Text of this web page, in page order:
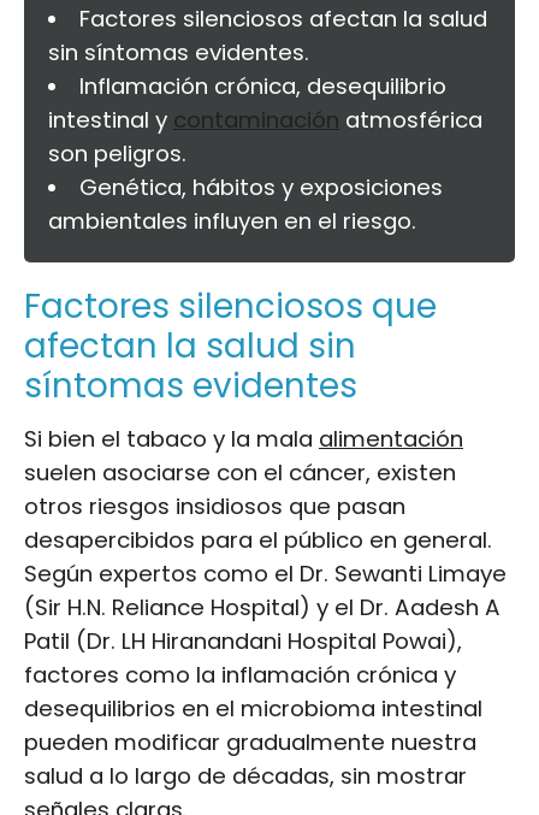
Factores silenciosos afectan la salud
sin síntomas evidentes.
Inflamación crónica, desequilibrio
intestinal y contaminación atmosférica
son peligros.
Genética, hábitos y exposiciones
ambientales influyen en el riesgo.
Factores silenciosos que
afectan la salud sin
síntomas evidentes
Si bien el tabaco y la mala alimentación
suelen asociarse con el cáncer, existen
otros riesgos insidiosos que pasan
desapercibidos para el público en general.
Según expertos como el Dr. Sewanti Limaye
(Sir H.N. Reliance Hospital) y el Dr. Aadesh A
Patil (Dr. LH Hiranandani Hospital Powai),
factores como la inflamación crónica y
desequilibrios en el microbioma intestinal
pueden modificar gradualmente nuestra
salud a lo largo de décadas, sin mostrar